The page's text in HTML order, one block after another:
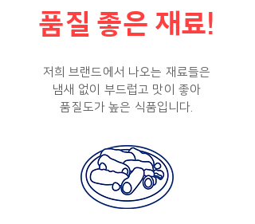
품질 좋은 재료!
저희 브랜드에서 나오는 재료들은
냄새 없이 부드럽고 맛이 좋아
품질도가 높은 식품입니다.